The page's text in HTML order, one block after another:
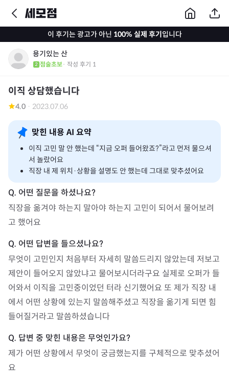
이 후기는 광고가 아닌 100% 실제 후기입니다
용기있는 산
점술초보· 작성 후기 1
이직 상담했습니다
4.0 · 2023.07.06
맞힌 내용 AI 요약
이직 고민 말 안 했는데 “지금 오퍼 들어왔죠?”라고 먼저 물으셔
서 놀랐어요
직장 내 제 위치·상황을 설명도 안 했는데 그대로 맞추셨어요
직장을 옮겨야 하는지 말아야 하는지 고민이 되어서 물어보려
고 했어요
무엇이 고민인지 처음부터 자세히 말씀드리지 않았는데 저보고
제안이 들어오지 않았냐고 물어보시더라구요 실제로 오퍼가 들
어와서 이직을 고민중이었던 터라 신기했어요 또 제가 직장 내
에서 어떤 상황에 있는지 말씀해주셨고 직장을 옮기게 되면 힘
들어질거라고 말씀하셨습니다
제가 어떤 상황에서 무엇이 궁금했는지를 구체적으로 맞추셨어
요